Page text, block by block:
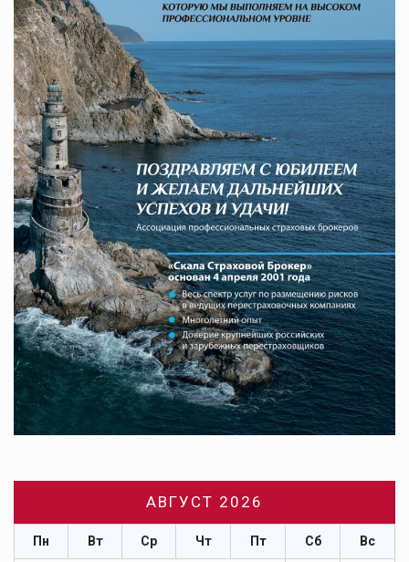
АВГУСТ 2026
Пн Вт Ср Чт Пт Сб Вс